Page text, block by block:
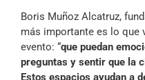
Boris Muñoz Alcatruz,
más importante es lo que
evento: “que puedan
preguntas y sentir que la
Estos espacios ayudan a